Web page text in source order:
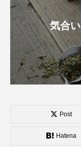
気合
Post
Hatena